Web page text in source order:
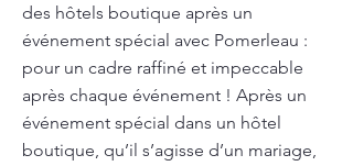
des hôtels boutique après un
événement spécial avec Pomerleau :
pour un cadre raffiné et impeccable
après chaque événement ! Après un
événement spécial dans un hôtel
boutique, qu’il s’agisse d’un mariage,